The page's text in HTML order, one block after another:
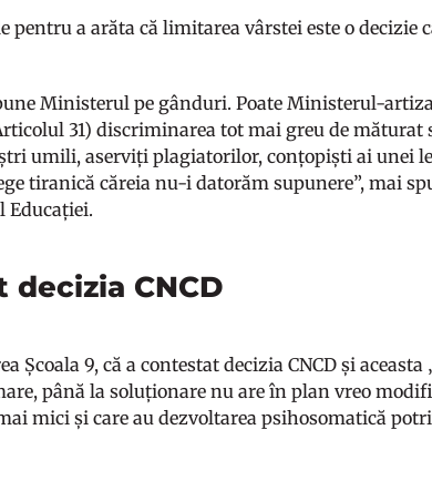
pentru a arăta că limitarea vârstei este o decizie
Ministerul pe gânduri. Poate Ministerul-
31) discriminarea tot mai greu de măturat
umili, aserviți plagiatorilor, conțopiști ai unei
tiranică căreia nu-i datorăm supunere”, mai
Educației.
CNCD
Școala 9, că a contestat decizia CNCD și aceasta
până la soluționare nu are în plan vreo
mici și care au dezvoltarea psihosomatică